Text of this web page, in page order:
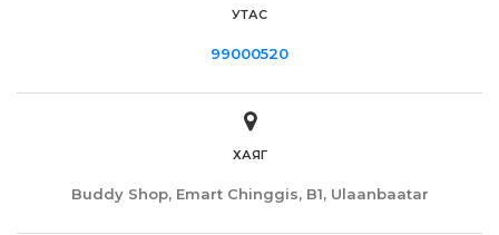
УТАС
99000520
ХАЯГ
Buddy Shop, Emart Chinggis, B1, Ulaanbaatar